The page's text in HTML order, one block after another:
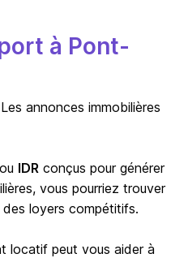
à Pont-
annonces immobilières
IDR conçus pour générer
vous pourriez trouver
loyers compétitifs.
locatif peut vous aider à